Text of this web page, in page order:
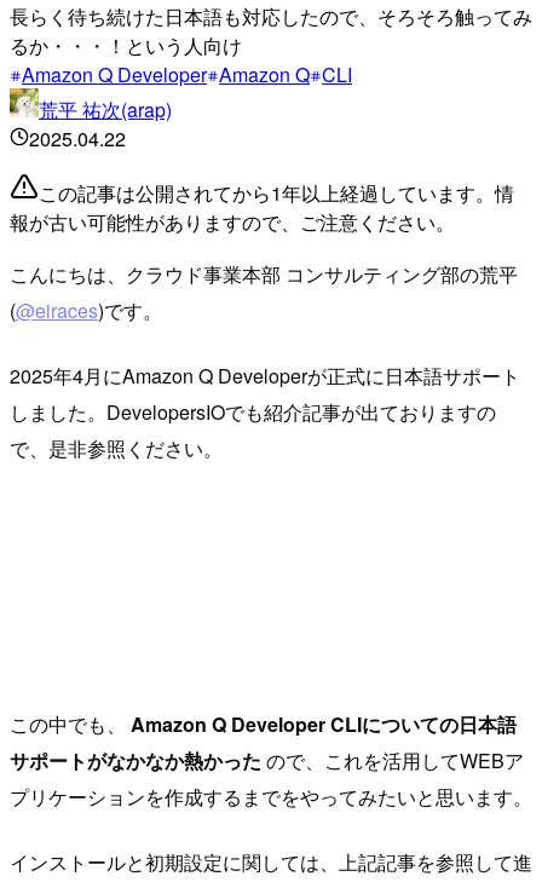
長らく待ち続けた日本語も対応したので、そろそろ触ってみ
るか・・・！という人向け
Amazon Q Developer Amazon Q CLI
荒平 祐次(arap)
2025.04.22
この記事は公開されてから1年以上経過しています。情
報が古い可能性がありますので、ご注意ください。
こんにちは、クラウド事業本部 コンサルティング部の荒平
(@eiraces)です。
2025年4月にAmazon Q Developerが正式に日本語サポート
しました。DevelopersIOでも紹介記事が出ておりますの
で、是非参照ください。
この中でも、 Amazon Q Developer CLIについての日本語
サポートがなかなか熱かった ので、これを活用してWEBア
プリケーションを作成するまでをやってみたいと思います。
インストールと初期設定に関しては、上記記事を参照して進